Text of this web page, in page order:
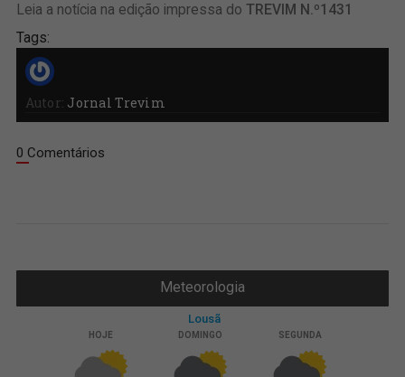
Leia a notícia na edição impressa do TREVIM N.º1431
Tags:
Autor: Jornal Trevim
0 Comentários
Meteorologia